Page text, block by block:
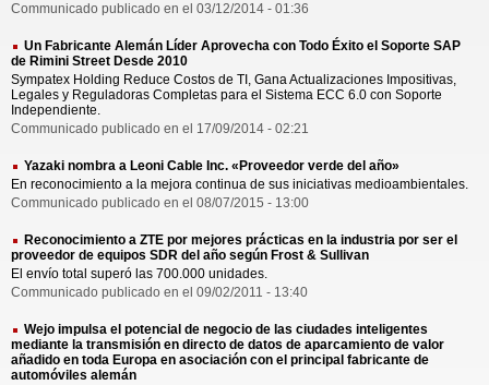
Communicado publicado en el 03/12/2014 - 01:36
Un Fabricante Alemán Líder Aprovecha con Todo Éxito el Soporte SAP
de Rimini Street Desde 2010
Sympatex Holding Reduce Costos de TI, Gana Actualizaciones Impositivas,
Legales y Reguladoras Completas para el Sistema ECC 6.0 con Soporte
Independiente.
Communicado publicado en el 17/09/2014 - 02:21
Yazaki nombra a Leoni Cable Inc. «Proveedor verde del año»
En reconocimiento a la mejora continua de sus iniciativas medioambientales.
Communicado publicado en el 08/07/2015 - 13:00
Reconocimiento a ZTE por mejores prácticas en la industria por ser el
proveedor de equipos SDR del año según Frost & Sullivan
El envío total superó las 700.000 unidades.
Communicado publicado en el 09/02/2011 - 13:40
Wejo impulsa el potencial de negocio de las ciudades inteligentes
mediante la transmisión en directo de datos de aparcamiento de valor
añadido en toda Europa en asociación con el principal fabricante de
automóviles alemán